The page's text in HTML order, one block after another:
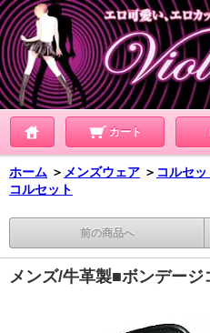
カート
ホーム ＞ メンズウェア ＞ コルセッ
コルセット
前の商品へ
メンズ/牛革製■ボンデージ